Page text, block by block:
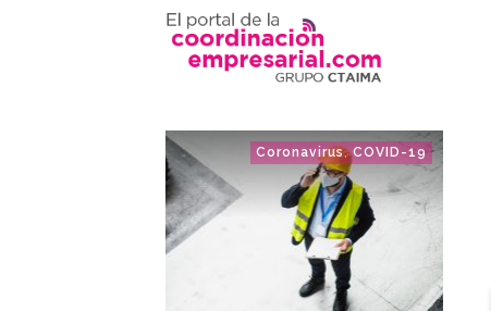
Coronavirus,COVID-19